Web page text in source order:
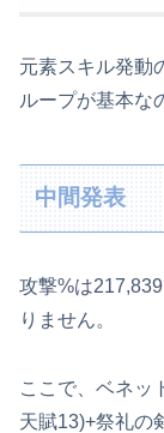
元素スキル発動
ループが基本な
中間発表
攻撃%は
りません。
ここで、ベネッ
天賦13)+祭礼の